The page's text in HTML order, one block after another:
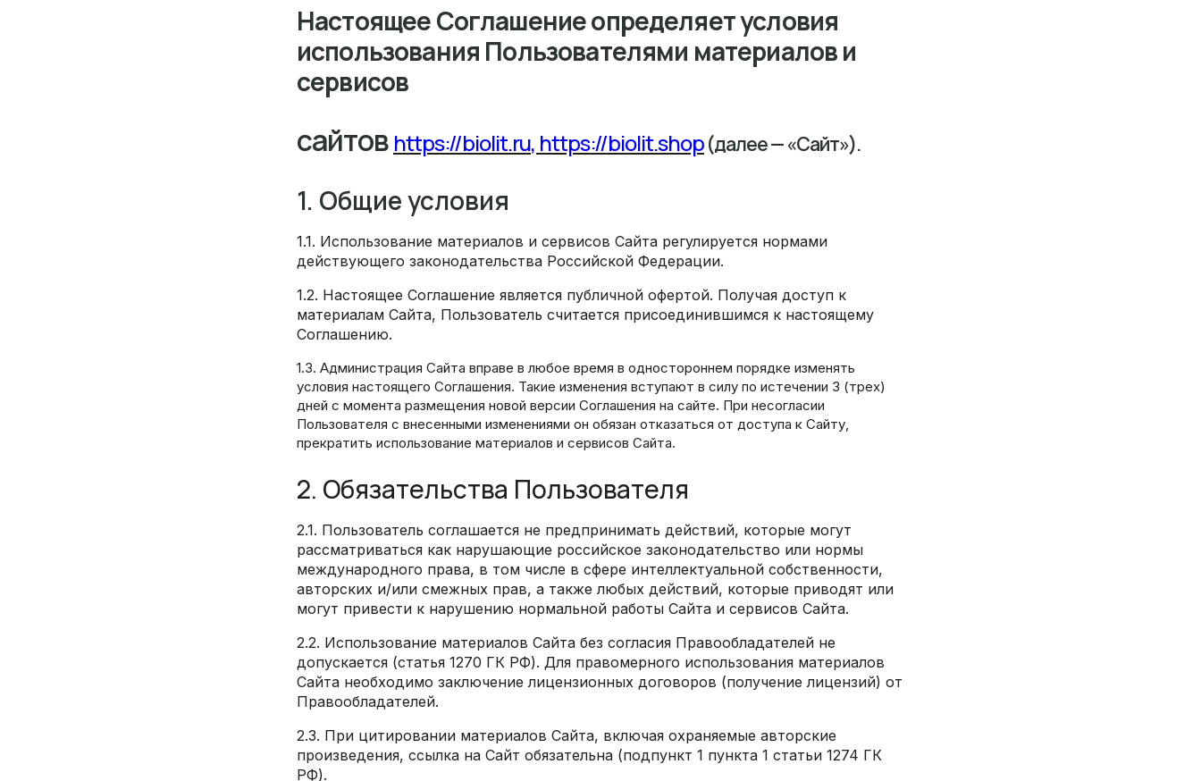
Настоящее Соглашение определяет условия
использования Пользователями материалов и
сервисов
сайтов https://biolit.ru, https://biolit.shop(далее — «Сайт»).
1. Общие условия
1.1. Использование материалов и сервисов Сайта регулируется нормами
действующего законодательства Российской Федерации.
1.2. Настоящее Соглашение является публичной офертой. Получая доступ к
материалам Сайта, Пользователь считается присоединившимся к настоящему
Соглашению.
1.3. Администрация Сайта вправе в любое время в одностороннем порядке изменять
условия настоящего Соглашения. Такие изменения вступают в силу по истечении 3 (трех)
дней с момента размещения новой версии Соглашения на сайте. При несогласии
Пользователя с внесенными изменениями он обязан отказаться от доступа к Сайту,
прекратить использование материалов и сервисов Сайта.
2. Обязательства Пользователя
2.1. Пользователь соглашается не предпринимать действий, которые могут
рассматриваться как нарушающие российское законодательство или нормы
международного права, в том числе в сфере интеллектуальной собственности,
авторских и/или смежных прав, а также любых действий, которые приводят или
могут привести к нарушению нормальной работы Сайта и сервисов Сайта.
2.2. Использование материалов Сайта без согласия Правообладателей не
допускается (статья 1270 ГК РФ). Для правомерного использования материалов
Сайта необходимо заключение лицензионных договоров (получение лицензий) от
Правообладателей.
2.3. При цитировании материалов Сайта, включая охраняемые авторские
произведения, ссылка на Сайт обязательна (подпункт 1 пункта 1 статьи 1274 ГК
РФ).